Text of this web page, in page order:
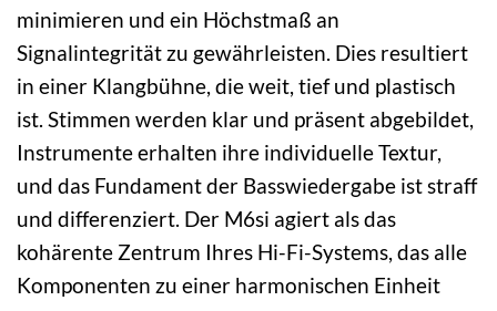
minimieren und ein Höchstmaß an
Signalintegrität zu gewährleisten. Dies resultiert
in einer Klangbühne, die weit, tief und plastisch
ist. Stimmen werden klar und präsent abgebildet,
Instrumente erhalten ihre individuelle Textur,
und das Fundament der Basswiedergabe ist straff
und differenziert. Der M6si agiert als das
kohärente Zentrum Ihres Hi-Fi-Systems, das alle
Komponenten zu einer harmonischen Einheit